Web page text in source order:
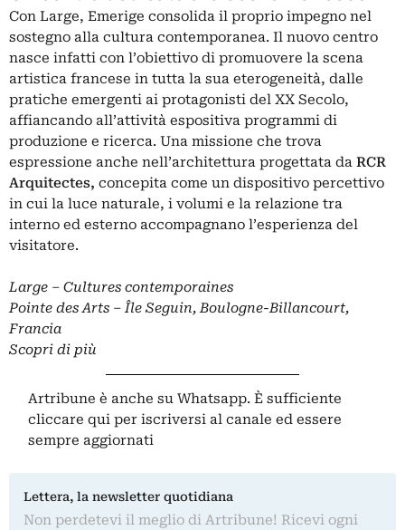
Con Large, Emerige consolida il proprio impegno nel
sostegno alla cultura contemporanea. Il nuovo centro
nasce infatti con l’obiettivo di promuovere la scena
artistica francese in tutta la sua eterogeneità, dalle
pratiche emergenti ai protagonisti del XX Secolo,
affiancando all’attività espositiva programmi di
produzione e ricerca. Una missione che trova
espressione anche nell’architettura progettata da RCR
Arquitectes, concepita come un dispositivo percettivo
in cui la luce naturale, i volumi e la relazione tra
interno ed esterno accompagnano l’esperienza del
visitatore.
Large – Cultures contemporaines
Pointe des Arts – Île Seguin, Boulogne-Billancourt,
Francia
Scopri di più
Artribune è anche su Whatsapp. È sufficiente
cliccare qui per iscriversi al canale ed essere
sempre aggiornati
Lettera, la newsletter quotidiana
Non perdetevi il meglio di Artribune! Ricevi ogni